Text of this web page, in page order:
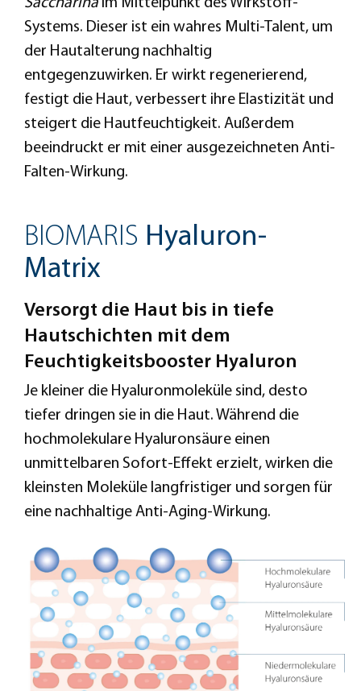
Saccharina im Mittelpunkt des Wirkstoff-
Systems. Dieser ist ein wahres Multi-Talent, um
der Hautalterung nachhaltig
entgegenzuwirken. Er wirkt regenerierend,
festigt die Haut, verbessert ihre Elastizität und
steigert die Hautfeuchtigkeit. Außerdem
beeindruckt er mit einer ausgezeichneten Anti-
Falten-Wirkung.
BIOMARIS Hyaluron-
Matrix
Versorgt die Haut bis in tiefe
Hautschichten mit dem
Feuchtigkeitsbooster Hyaluron
Je kleiner die Hyaluronmoleküle sind, desto
tiefer dringen sie in die Haut. Während die
hochmolekulare Hyaluronsäure einen
unmittelbaren Sofort-Effekt erzielt, wirken die
kleinsten Moleküle langfristiger und sorgen für
eine nachhaltige Anti-Aging-Wirkung.